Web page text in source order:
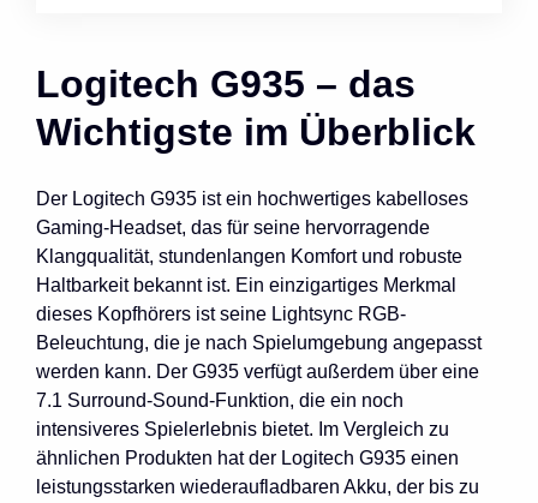
Logitech G935 – das
Wichtigste im Überblick
Der Logitech G935 ist ein hochwertiges kabelloses
Gaming-Headset, das für seine hervorragende
Klangqualität, stundenlangen Komfort und robuste
Haltbarkeit bekannt ist. Ein einzigartiges Merkmal
dieses Kopfhörers ist seine Lightsync RGB-
Beleuchtung, die je nach Spielumgebung angepasst
werden kann. Der G935 verfügt außerdem über eine
7.1 Surround-Sound-Funktion, die ein noch
intensiveres Spielerlebnis bietet. Im Vergleich zu
ähnlichen Produkten hat der Logitech G935 einen
leistungsstarken wiederaufladbaren Akku, der bis zu